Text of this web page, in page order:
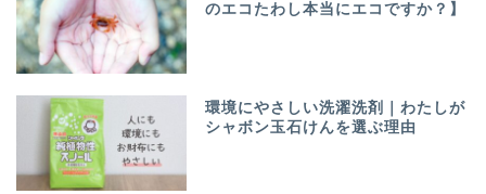
のエコたわし本当にエコですか？】
環境にやさしい洗濯洗剤｜わたしが
シャボン玉石けんを選ぶ理由